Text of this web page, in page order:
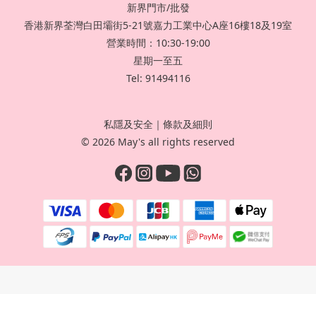
新界門市/批發
香港新界荃灣白田壩街5-21號嘉力工業中心A座16樓18及19室
營業時間：10:30-19:00
星期一至五
Tel: 91494116
私隱及安全 ｜ 條款及細則
© 2026 May's all rights reserved